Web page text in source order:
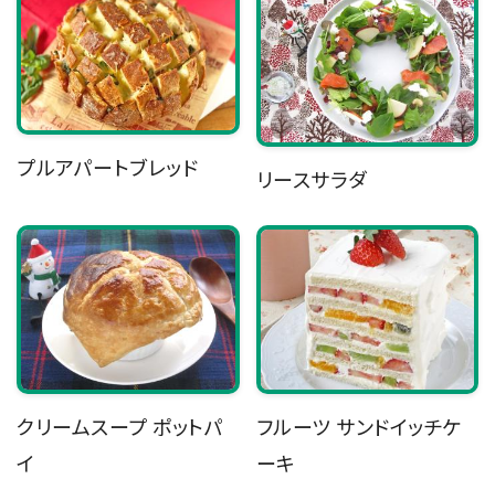
プルアパートブレッド リースサラダ
クリームスープ ポットパ
イ
フルーツ サンドイッチケ
ーキ